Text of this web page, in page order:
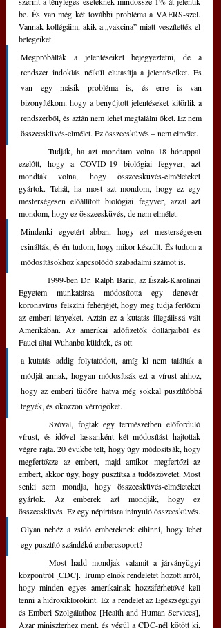
be. És van még két további probléma a VAERS-szel.
Vannak kollégáim, akik a „vakcina” miatt veszítették el
betegeiket.
Megpróbálták a jelentéseiket bejegyeztetni, de a
rendszer indoklás nélkül elutasítja a jelentéseiket. És
van egy másik probléma is, és erre is van
bizonyítékom: hogy a benyújtott jelentéseket kitörlik a
rendszerből, és aztán nem lehet megtalálni őket. Ez nem
összeesküvés-elmélet. Ez összeesküvés – nem elmélet.
ezelőtt, hogy a COVID-19 biológiai fegyver, azt
mondták volna, hogy összeesküvés-elméleteket
gyártok. Tehát, ha most azt mondom, hogy ez egy
mesterségesen előállított biológiai fegyver, azzal azt
mondom, hogy ez összeesküvés, de nem elmélet.
Mindenki egyetért abban, hogy ezt mesterségesen
csinálták, és én tudom, hogy mikor készült. És tudom a
módosításokhoz kapcsolódó szabadalmi számot is.
Egyetem munkatársa módosította egy denevér-
koronavírus felszíni fehérjéjét, hogy meg tudja fertőzni
az emberi lényeket. Aztán ez a kutatás illegálissá vált
Amerikában. Az amerikai adófizetők dollárjaiból és
Fauci által Wuhanba küldték, és ott
a kutatás addig folytatódott, amíg ki nem találták a
módját annak, hogyan módosítsák ezt a vírust ahhoz,
hogy az emberi tüdőre hatva még sokkal pusztítóbbá
tegyék, és okozzon vérrögöket.
vírust, és idővel lassanként két módosítást hajtottak
végre rajta. 20 évükbe telt, hogy úgy módosítsák, hogy
megfertőzze az embert, majd amikor megfertőzi az
embert, akkor úgy, hogy pusztítsa a tüdőszövetet. Most
senki sem mondja, hogy összeesküvés-elméleteket
gyártok. Az emberek azt mondják, hogy ez
Olyan nehéz a zsidó embereknek elhinni, hogy lehet
egy pusztító szándékú embercsoport?
központról [CDC]. Trump elnök rendeletet hozott arról,
hogy minden egyes amerikainak hozzáférhetővé kell
tenni a hidroxiklorokint. Ez a rendelet az Egészségügyi
és Emberi Szolgálathoz [Health and Human Services],
Azar miniszterhez ment, és végül a CDC-nél kötött ki,